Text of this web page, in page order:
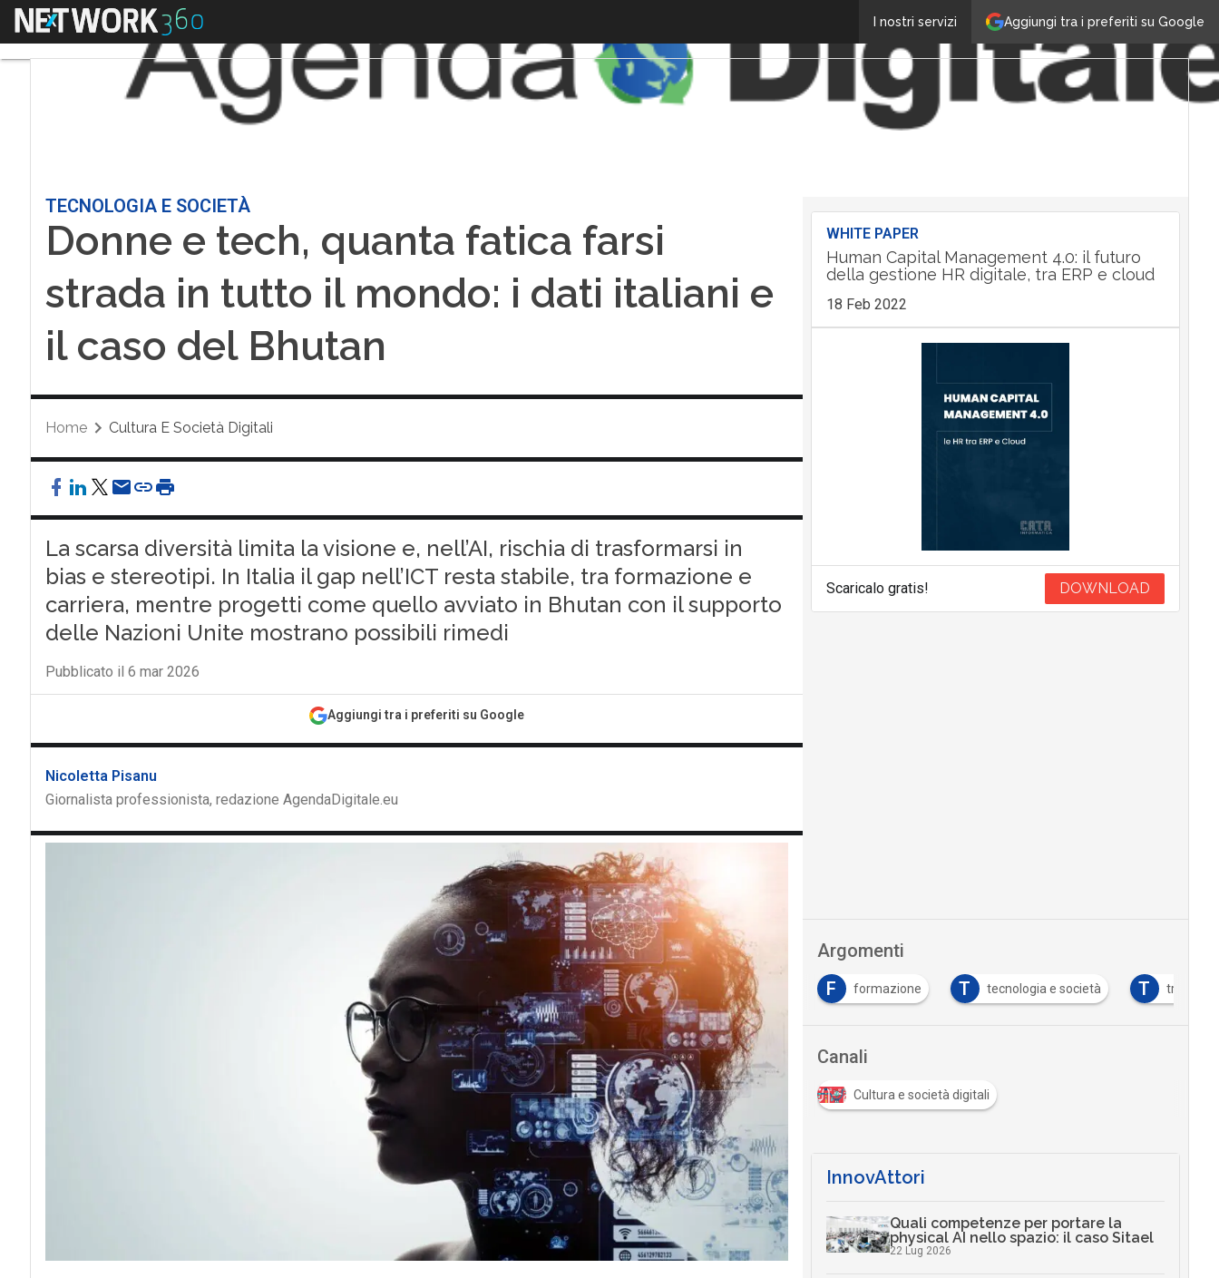
Aggiungi tra i preferiti su Google
I nostri servizi
Menu
TECNOLOGIA E SOCIETÀ
Donne e tech, quanta fatica farsi
strada in tutto il mondo: i dati italiani e
il caso del Bhutan
Home Cultura E Società Digitali
La scarsa diversità limita la visione e, nell’AI, rischia di trasformarsi in
bias e stereotipi. In Italia il gap nell’ICT resta stabile, tra formazione e
carriera, mentre progetti come quello avviato in Bhutan con il supporto
delle Nazioni Unite mostrano possibili rimedi
Pubblicato il 6 mar 2026
Aggiungi tra i preferiti su Google
Nicoletta Pisanu
Giornalista professionista, redazione AgendaDigitale.eu
WHITE PAPER
Human Capital Management 4.0: il futuro
della gestione HR digitale, tra ERP e cloud
18 Feb 2022
Scaricalo gratis! DOWNLOAD
Argomenti
dati personali F formazione T tecnologia e società T
Canali
Cultura e società digitali
InnovAttori
Quali competenze per portare la
physical AI nello spazio: il caso Sitael
22 Lug 2026